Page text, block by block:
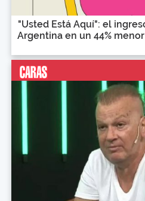
"Usted Está Aquí": el
Argentina en un 44%